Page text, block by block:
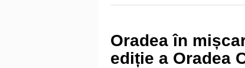
Oradea în
ediție a Oradea